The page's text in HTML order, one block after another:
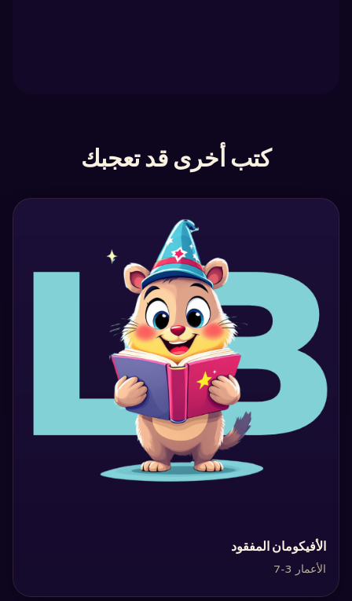
كتب أخرى قد تعجبك
‏الأفيكومان المفقود‏
الأعمار 3-7